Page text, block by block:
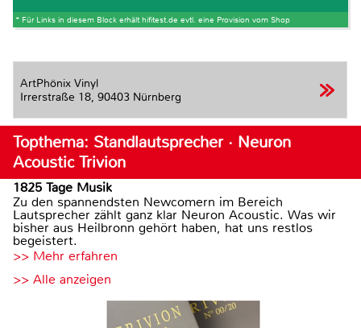
* Für Links in diesem Block erhält hifitest.de evtl. eine Provision vom Shop
ArtPhönix Vinyl
Irrerstraße 18, 90403 Nürnberg
Topthema: Standlautsprecher · Neuron
Acoustic Trivion
1825 Tage Musik
Zu den spannendsten Newcomern im Bereich
Lautsprecher zählt ganz klar Neuron Acoustic. Was wir
bisher aus Heilbronn gehört haben, hat uns restlos
begeistert.
>> Mehr erfahren
>> Alle anzeigen